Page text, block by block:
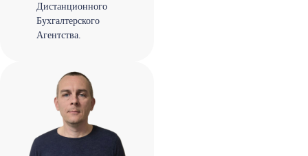
Дистанционного
Бухгалтерского
Агентства.